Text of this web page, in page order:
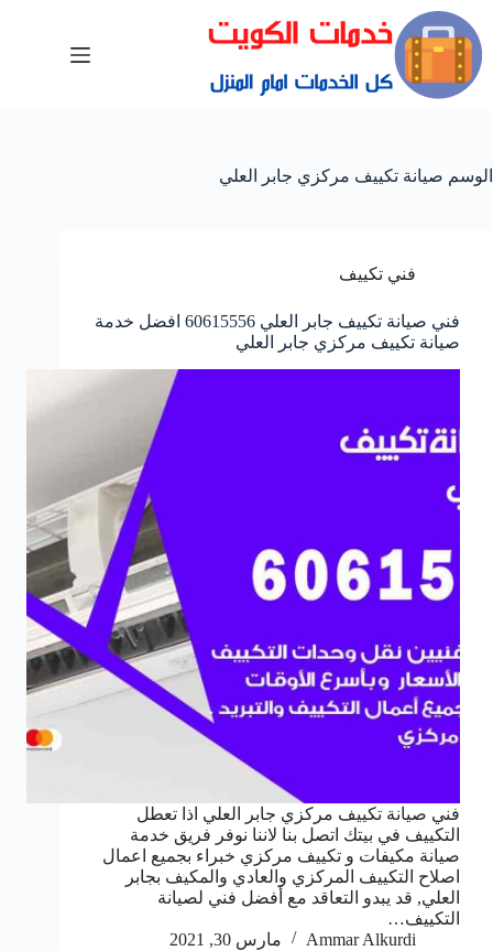
الوسم صيانة تكييف مركزي جابر العلي
فني تكييف
فني صيانة تكييف جابر العلي 60615556 افضل خدمة
صيانة تكييف مركزي جابر العلي
فني صيانة تكييف مركزي جابر العلي اذا تعطل
التكييف في بيتك اتصل بنا لاننا نوفر فريق خدمة
صيانة مكيفات و تكييف مركزي خبراء بجميع اعمال
اصلاح التكييف المركزي والعادي والمكيف بجابر
العلي, قد يبدو التعاقد مع أفضل فني لصيانة
التكييف…
Ammar Alkurdi
مارس 30, 2021